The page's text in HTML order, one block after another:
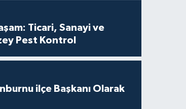
Ticari, Sanayi ve
Pest Kontrol
ilçe Başkanı Olarak